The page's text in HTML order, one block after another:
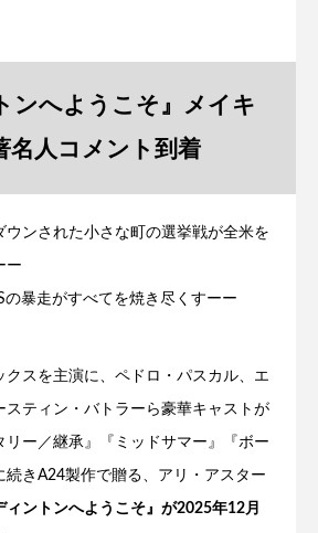
ンへようこそ』メイキ
名人コメント到着
ウンされた小さな町の選挙戦が全米を
ー
の暴走がすべてを焼き尽くすーー
クスを主演に、ペドロ・パスカル、エ
スティン・バトラーら豪華キャストが
リー／継承』『ミッドサマー』『ボー
続きA24製作で贈る、アリ・アスター
ィントンへようこそ』が2025年12月